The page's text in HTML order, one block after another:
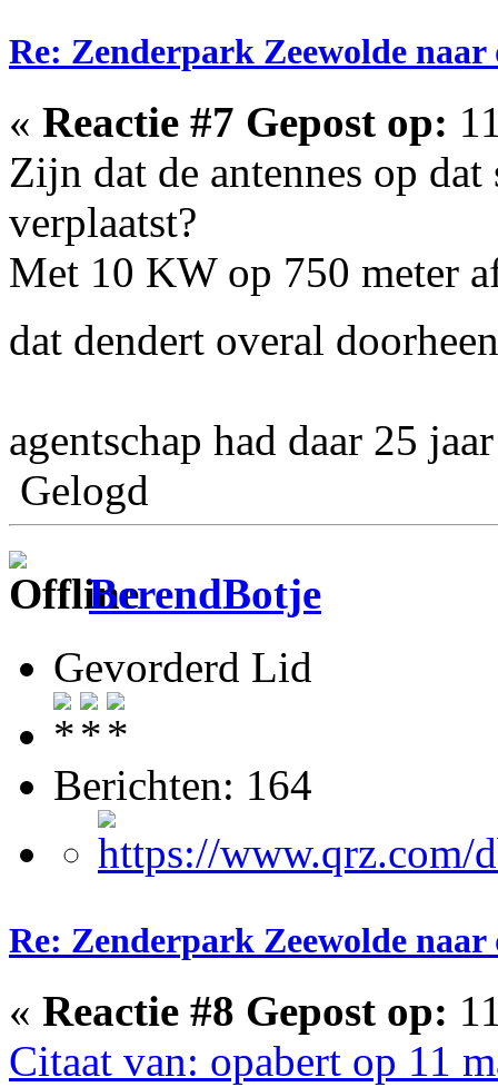
Re: Zenderpark Zeewolde naar
« Reactie #7 Gepost op:
Zijn dat de antennes op
verplaatst?
Met 10 KW op 750 meter
dat dendert overal
agentschap had daar 25
Gelogd
BerendBotje
Gevorderd Lid
Berichten: 164
Re: Zenderpark Zeewolde naar
« Reactie #8 Gepost op:
Citaat van: opabert op 11